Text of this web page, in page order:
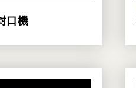
口機